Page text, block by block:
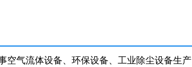
空气流体设备、环保设备、工业除尘设备生产